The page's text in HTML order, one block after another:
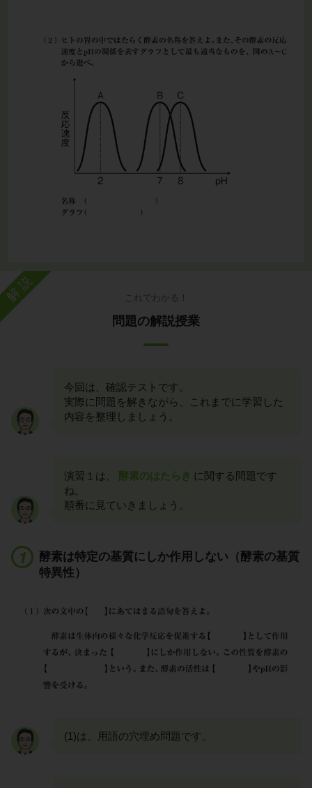
解説 これでわかる！
問題の解説授業
今回は、確認テストです。
実際に問題を解きながら、これまでに学習した
内容を整理しましょう。
演習１は、 酵素のはたらき に関する問題です
ね。
順番に見ていきましょう。
酵素は特定の基質にしか作用しない（酵素の基質
特異性）
(1)は、用語の穴埋め問題です。